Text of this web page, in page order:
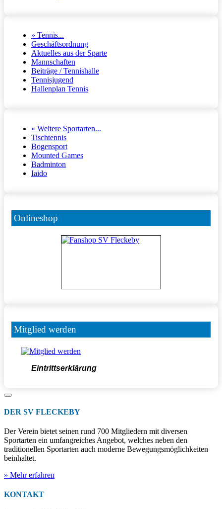
» Tennis...
Geschäftsordnung
Aktuelles aus der Sparte
Mannschaften
Beiträge / Tennishalle
Tennisjugend
Hallenplan Tennis
» Weitere Sportarten...
Tischtennis
Bogensport
Mounted Games
Badminton
Iaido
Onlineshop
Mitglied werden
Eintrittserklärung
DER SV FLECKEBY
Der Verein bietet seinen rund 700 Mitgliedern mit diversen
Sportarten ein umfangreiches Angebot, welches neben den
traditionellen Sportarten auch moderne Bewegungsmöglichkeiten
beinhaltet.
» Mehr erfahren
KONTAKT